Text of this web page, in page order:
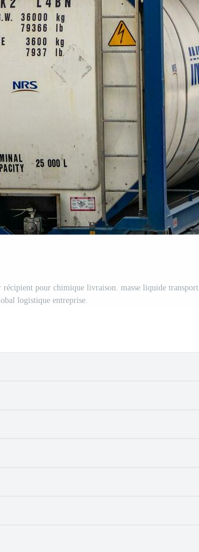
pour chimique livraison. masse liquide transport.
logistique entreprise.